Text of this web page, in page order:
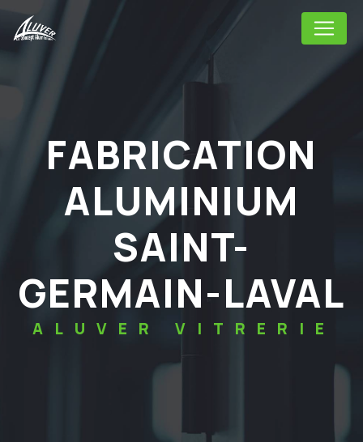
FABRICATION
ALUMINIUM
SAINT-
GERMAIN-LAVAL
ALUVER VITRERIE
Panneau de gestion des cookies